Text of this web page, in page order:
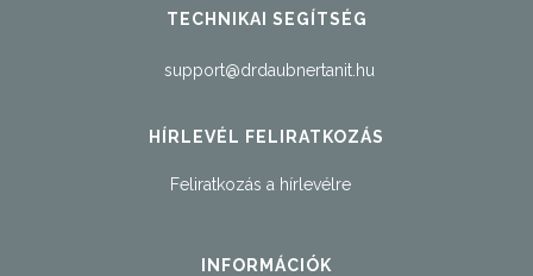
TECHNIKAI SEGÍTSÉG
support@drdaubnertanit.hu
HÍRLEVÉL FELIRATKOZÁS
Feliratkozás a hírlevélre
INFORMÁCIÓK